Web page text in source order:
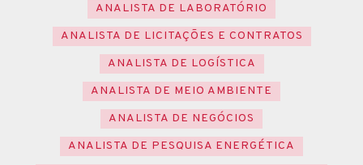
ANALISTA DE LABORATÓRIO
ANALISTA DE LICITAÇÕES E CONTRATOS
ANALISTA DE LOGÍSTICA
ANALISTA DE MEIO AMBIENTE
ANALISTA DE NEGÓCIOS
ANALISTA DE PESQUISA ENERGÉTICA